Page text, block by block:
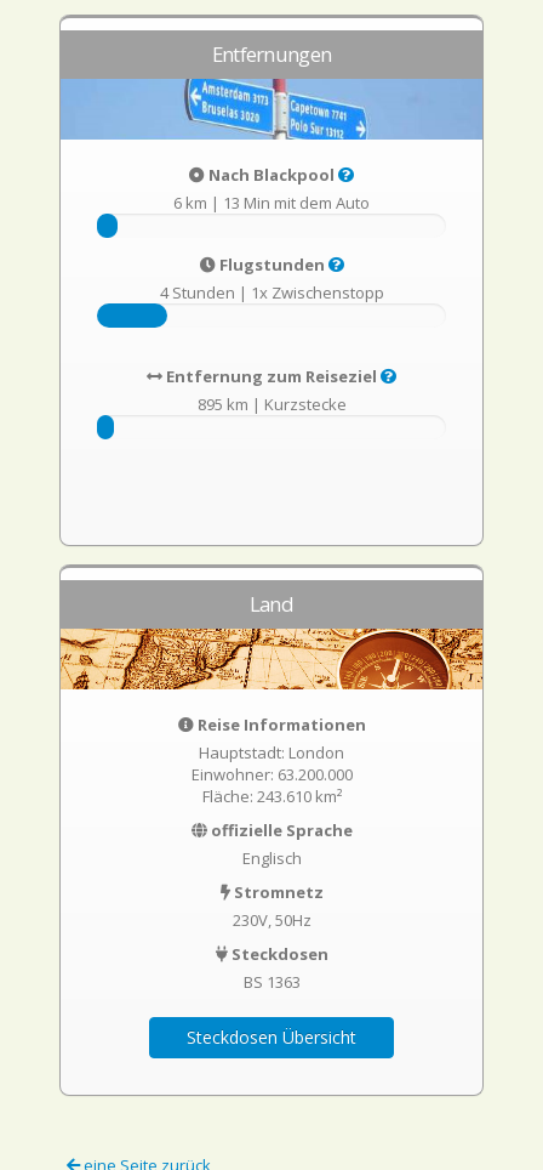
Entfernungen
Nach Blackpool
6 km | 13 Min mit dem Auto
Flugstunden
4 Stunden | 1x Zwischenstopp
Entfernung zum Reiseziel
895 km | Kurzstecke
Land
Reise Informationen
Hauptstadt: London
Einwohner: 63.200.000
Fläche: 243.610 km²
offizielle Sprache
Englisch
Stromnetz
230V, 50Hz
Steckdosen
BS 1363
Steckdosen Übersicht
eine Seite zurück